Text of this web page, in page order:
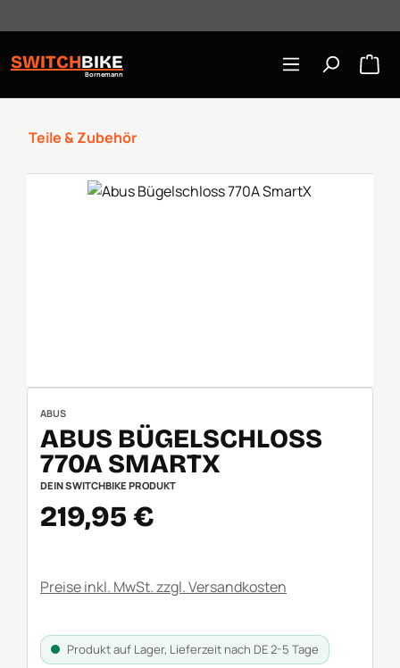
SWITCHBIKE
Bornemann
Teile & Zubehör
Bildergalerie überspringen
ABUS
ABUS BÜGELSCHLOSS
770A SMARTX
DEIN SWITCHBIKE PRODUKT
Verkaufspreis:
219,95 €
Preise inkl. MwSt. zzgl. Versandkosten
Produkt auf Lager, Lieferzeit nach DE 2-5 Tage